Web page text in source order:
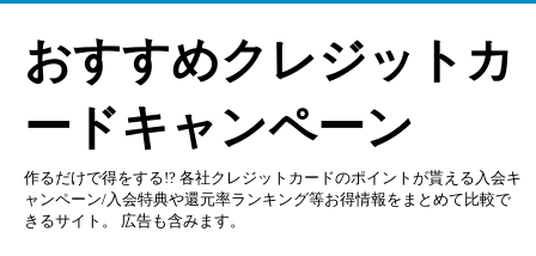
おすすめクレジットカ
ードキャンペーン
作るだけで得をする!? 各社クレジットカードのポイントが貰える入会キ
ャンペーン/入会特典や還元率ランキング等お得情報をまとめて比較で
きるサイト。 広告も含みます。